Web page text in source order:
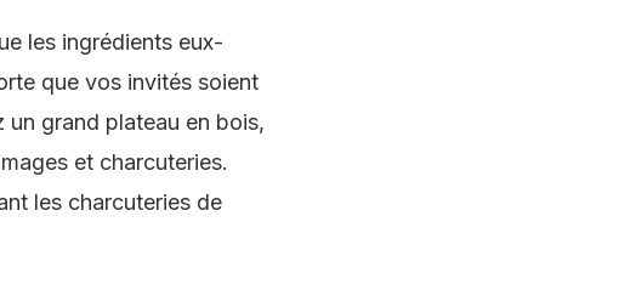
les ingrédients eux-
que vos invités soient
grand plateau en bois,
et charcuteries.
les charcuteries de